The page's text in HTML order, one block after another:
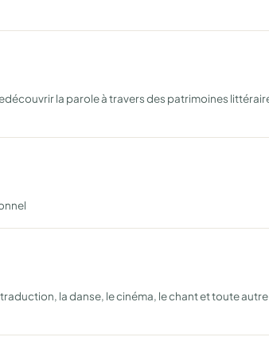
la parole à travers des patrimoines
la danse, le cinéma, le chant et toute